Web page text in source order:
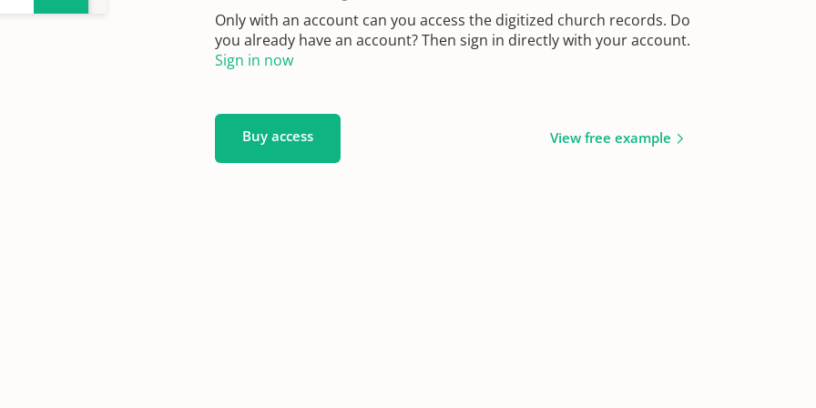
Only with an account can you access the digitized church records. Do
you already have an account? Then sign in directly with your account.
Sign in now
Buy access View free example